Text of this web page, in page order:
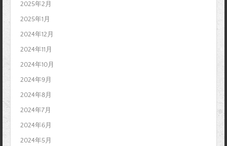
2025年2月
2025年1月
2024年12月
2024年11月
2024年10月
2024年9月
2024年8月
2024年7月
2024年6月
2024年5月